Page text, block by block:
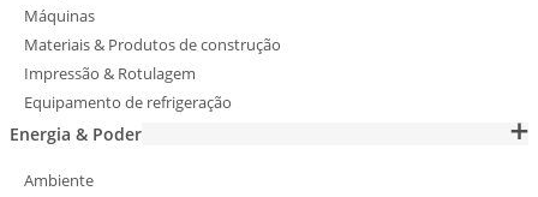
Máquinas
Materiais & Produtos de construção
Impressão & Rotulagem
Equipamento de refrigeração
Energia & Poder
Ambiente